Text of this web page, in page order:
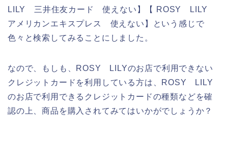
LILY 三井住友カード 使えない】【 ROSY LILY
アメリカンエキスプレス 使えない】という感じで
色々と検索してみることにしました。
なので、もしも、ROSY LILYのお店で利用できない
クレジットカードを利用している方は、ROSY LILY
のお店で利用できるクレジットカードの種類などを確
認の上、商品を購入されてみてはいかがでしょうか？